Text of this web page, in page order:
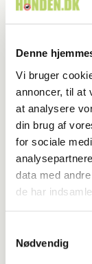
Denne
Vi bruger
annoncer, til at
at analysere
din brug af
for sociale
data med
de har
Nødvendig
Farvel til